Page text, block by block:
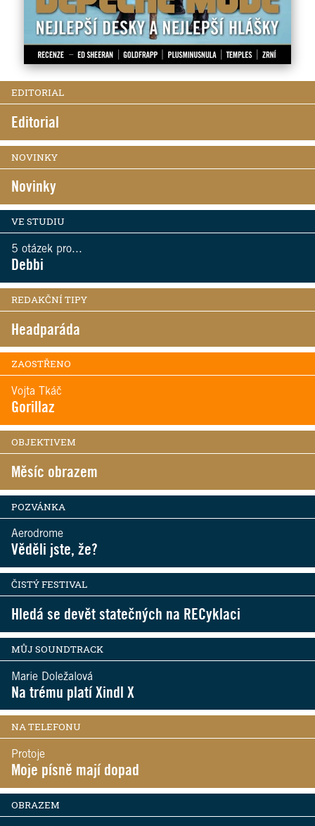
EDITORIAL
Editorial
NOVINKY
Novinky
VE STUDIU
5 otázek pro...
Debbi
REDAKČNÍ TIPY
Headparáda
ZAOSTŘENO
Vojta Tkáč
Gorillaz
OBJEKTIVEM
Měsíc obrazem
POZVÁNKA
Aerodrome
Věděli jste, že?
ČISTÝ FESTIVAL
Hledá se devět statečných na RECyklaci
MŮJ SOUNDTRACK
Marie Doležalová
Na trému platí Xindl X
NA TELEFONU
Protoje
Moje písně mají dopad
OBRAZEM